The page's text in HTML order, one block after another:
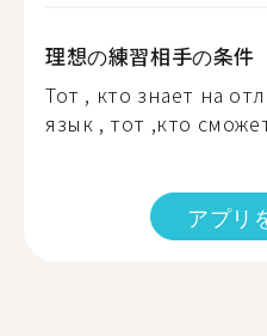
理想の練習相手の条件
Тот , кто знает на
язык , тот ,кто
アプリ